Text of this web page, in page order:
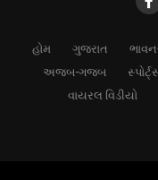
હોમ ગુજરાત
અજબ-ગજબ
વાયરલ વિડીયો